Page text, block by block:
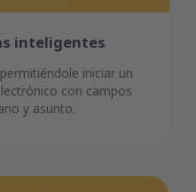
inteligentes
iniciar un
con campos
y asunto.